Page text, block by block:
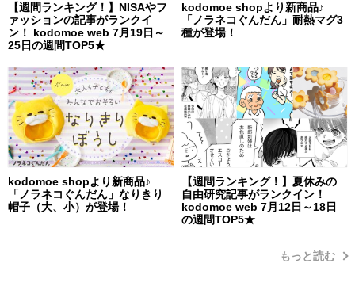
【週間ランキング！】NISAやフ
ァッションの記事がランクイ
ン！ kodomoe web 7月19日～
25日の週間TOP5★
kodomoe shopより新商品♪
「ノラネコぐんだん」耐熱マグ3
種が登場！
kodomoe shopより新商品♪
「ノラネコぐんだん」なりきり
帽子（大、小）が登場！
【週間ランキング！】夏休みの
自由研究記事がランクイン！
kodomoe web 7月12日～18日
の週間TOP5★
もっと読む